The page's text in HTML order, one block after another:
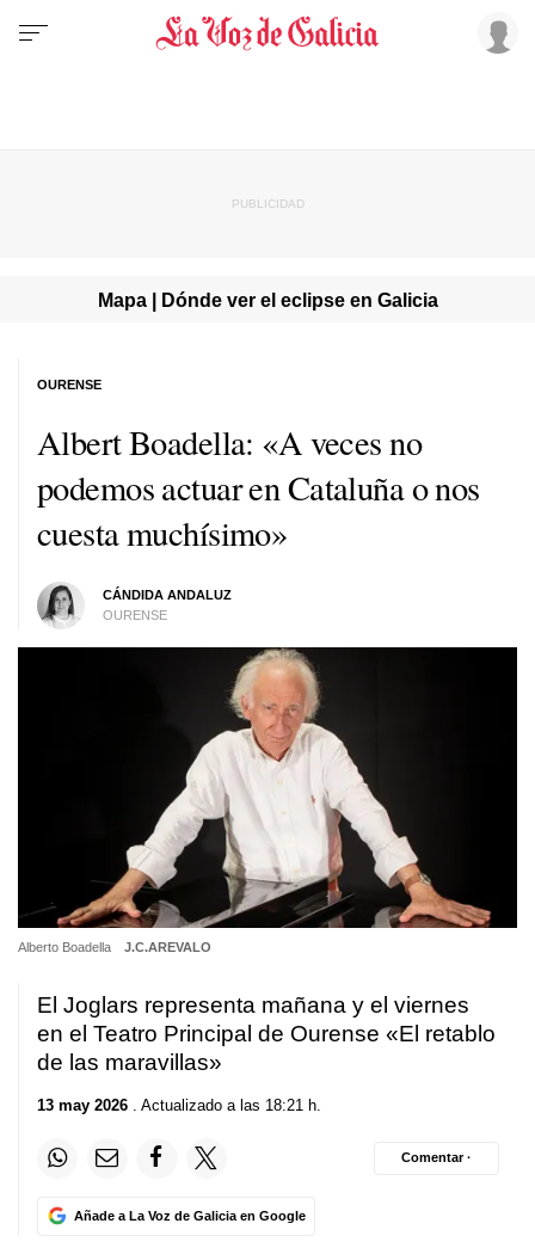
Mapa | Dónde ver el eclipse en Galicia
Albert Boadella: «A veces no
podemos actuar en Cataluña o nos
cuesta muchísimo»
CÁNDIDA ANDALUZ
OURENSE
OURENSE
Alberto Boadella J.C.AREVALO
El Joglars representa mañana y el viernes
en el Teatro Principal de Ourense «El retablo
de las maravillas»
13 may 2026 . Actualizado a las 18:21 h.
Añade a La Voz de Galicia en Google
Comentar ·